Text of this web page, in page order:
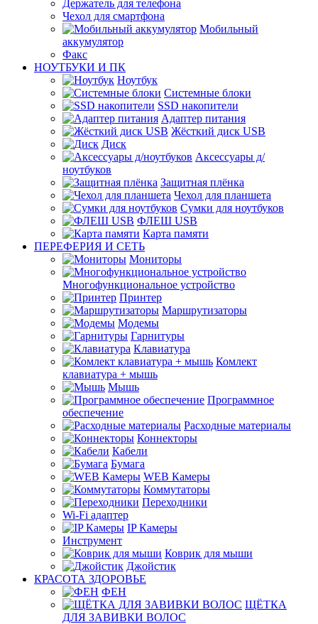
Держатель для телефона
Чехол для смартфона
Мобильный
аккумулятор
Факс
НОУТБУКИ И ПК
Ноутбук
Системные блоки
SSD накопители
Адаптер питания
Жёсткий диск USB
Диск
Аксессуары д/
ноутбуков
Защитная плёнка
Чехол для планшета
Сумки для ноутбуков
ФЛЕШ USB
Карта памяти
ПЕРЕФЕРИЯ И СЕТЬ
Мониторы
Многофункциональное устройство
Принтер
Маршрутизаторы
Модемы
Гарнитуры
Клавиатура
Комлект
клавиатура + мышь
Мышь
Программное
обеспечение
Расходные материалы
Коннекторы
Кабели
Бумага
WEB Камеры
Коммутаторы
Переходники
Wi-Fi адаптер
IP Камеры
Инструмент
Коврик для мыши
Джойстик
КРАСОТА ЗДОРОВЬЕ
ФЕН
ЩЁТКА
ДЛЯ ЗАВИВКИ ВОЛОС